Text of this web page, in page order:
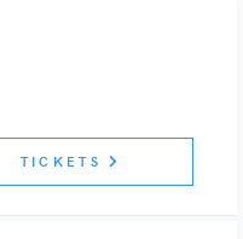
TICKETS